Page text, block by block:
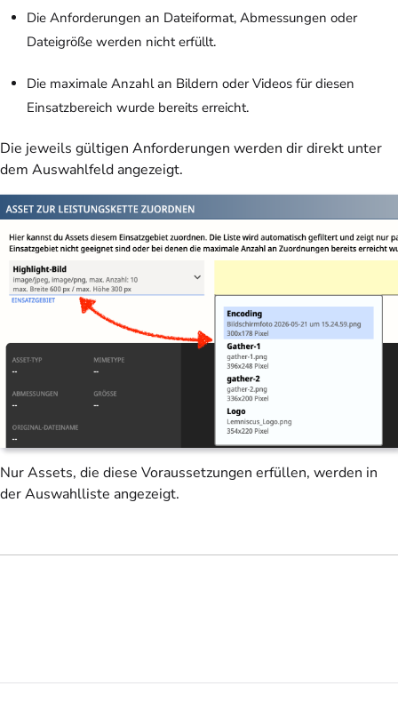
Die Anforderungen an Dateiformat, Abmessungen oder
Dateigröße werden nicht erfüllt.
Die maximale Anzahl an Bildern oder Videos für diesen
Einsatzbereich wurde bereits erreicht.
Die jeweils gültigen Anforderungen werden dir direkt unter
dem Auswahlfeld angezeigt.
Nur Assets, die diese Voraussetzungen erfüllen, werden in
der Auswahlliste angezeigt.